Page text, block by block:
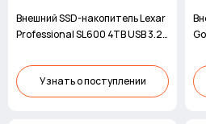
Внешний SSD-накопитель Lexar
Professional SL600 4TB USB 3.2
Узнать о поступлении